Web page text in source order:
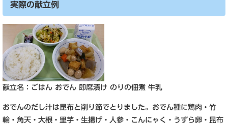
実際の献立例
​​献立名：ごはん おでん 即席漬け のりの佃煮 牛乳
おでんのだし汁は昆布と削り節でとりました。おでん種に鶏肉・竹
輪・角天・大根・里芋・生揚げ・人参・こんにゃく・うずら卵・昆布